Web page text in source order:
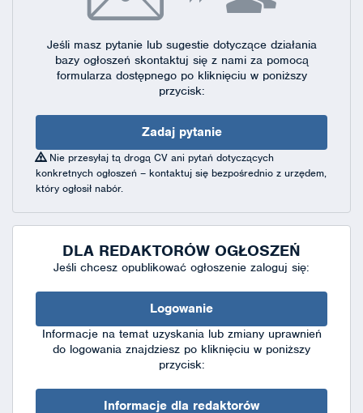
Jeśli masz pytanie lub sugestie dotyczące działania
bazy ogłoszeń skontaktuj się z nami za pomocą
formularza dostępnegopo kliknięciu w poniższy
przycisk:
Zadaj pytanie
Nie przesyłaj tą drogą CV ani pytań dotyczących
konkretnych ogłoszeń – kontaktuj się bezpośrednio z urzędem,
który ogłosił nabór.
DLA REDAKTORÓW OGŁOSZEŃ
Jeśli chcesz opublikować ogłoszenie zaloguj się:
Logowanie
Informacje na temat uzyskania lub zmiany uprawnień
do logowania znajdziesz po kliknięciu w poniższy
przycisk:
Informacje dla redaktorów